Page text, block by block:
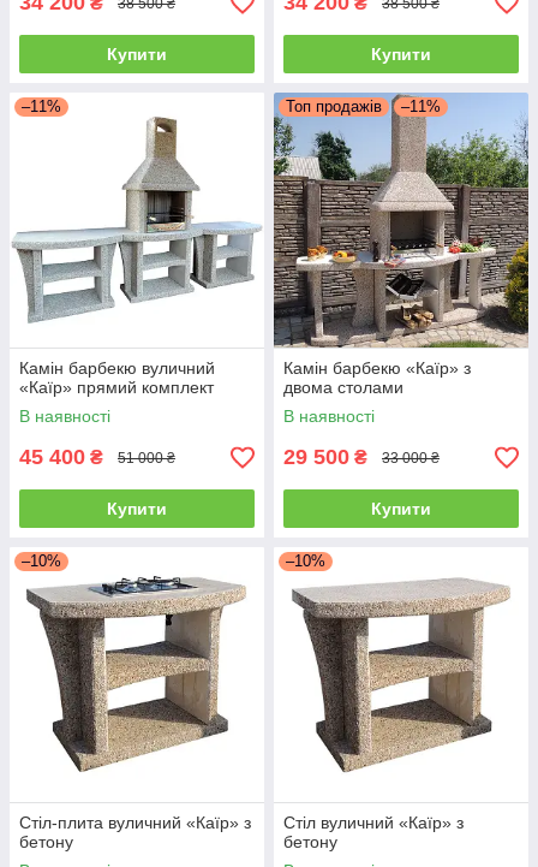
Купити Купити
–11%
Камін барбекю вуличний
«Каїр» прямий комплект
В наявності
45 400 ₴ 51 000 ₴
Купити
Топ продажів –11%
Камін барбекю «Каїр» з
двома столами
В наявності
29 500 ₴ 33 000 ₴
Купити
–10%
Стіл-плита вуличний «Каїр» з
бетону
–10%
Стіл вуличний «Каїр» з
бетону